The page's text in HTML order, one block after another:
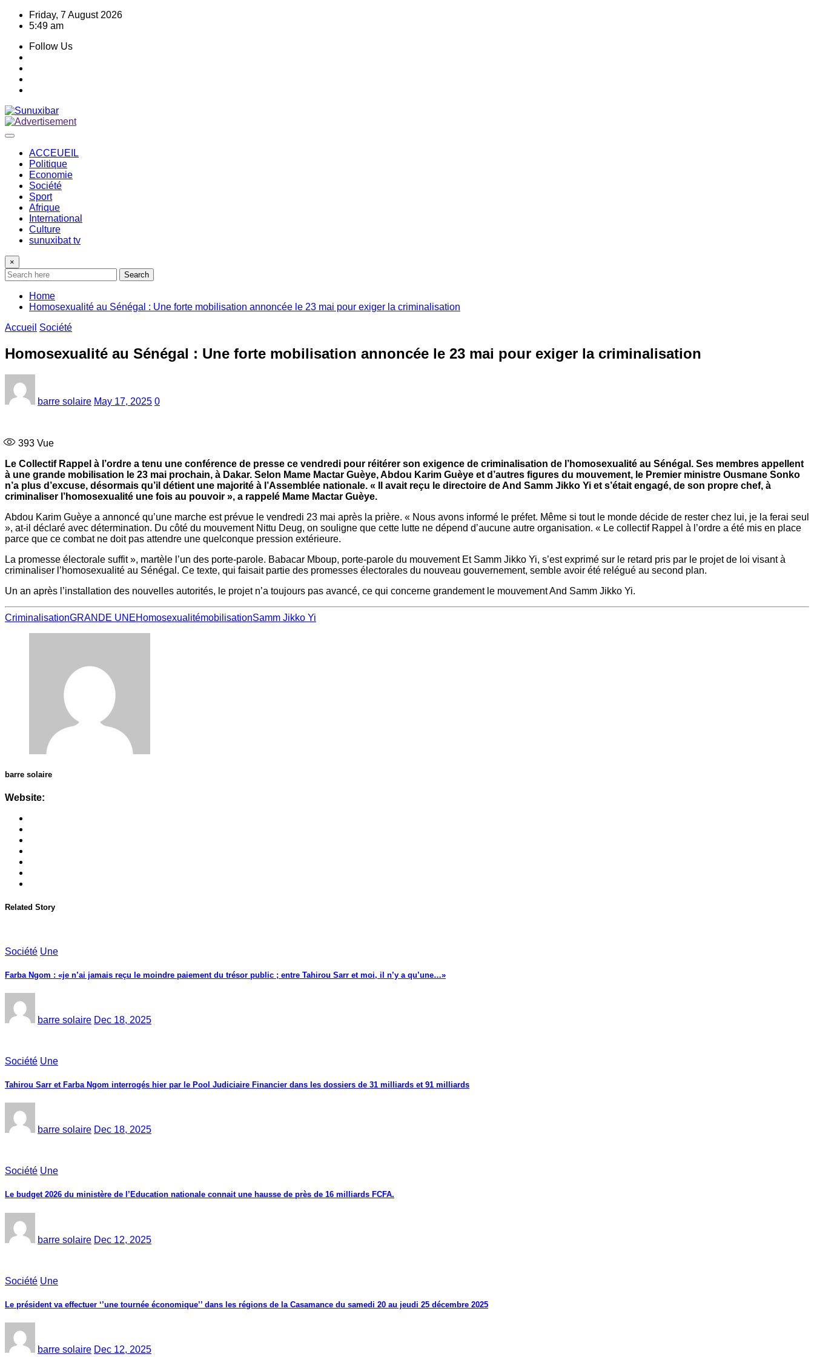
Skip
Friday, 7 August 2026
5:49 am
Follow Us
ACCEUEIL
Politique
Economie
Société
Sport
Afrique
International
Culture
sunuxibat tv
×
Search
Home
Homosexualité au Sénégal : Une forte mobilisation annoncée le 23 mai pour exiger la criminalisation
Accueil Société
Homosexualité au Sénégal : Une forte mobilisation annoncée le 23 mai pour exiger la criminalisation
barre solaire May 17, 2025 0
393 Vue
Le Collectif Rappel à l’ordre a tenu une conférence de presse ce vendredi pour réitérer son exigence de criminalisation de l’homosexualité au Sénégal. Ses membres appellent
à une grande mobilisation le 23 mai prochain, à Dakar. Selon Mame Mactar Guèye, Abdou Karim Guèye et d’autres figures du mouvement, le Premier ministre Ousmane Sonko
n’a plus d’excuse, désormais qu’il détient une majorité à l’Assemblée nationale. « Il avait reçu le directoire de And Samm Jikko Yi et s’était engagé, de son propre chef, à
criminaliser l’homosexualité une fois au pouvoir », a rappelé Mame Mactar Guèye.
Abdou Karim Guèye a annoncé qu’une marche est prévue le vendredi 23 mai après la prière. « Nous avons informé le préfet. Même si tout le monde décide de rester chez lui, je la ferai seul
», at-il déclaré avec détermination. Du côté du mouvement Nittu Deug, on souligne que cette lutte ne dépend d’aucune autre organisation. « Le collectif Rappel à l’ordre a été mis en place
parce que ce combat ne doit pas attendre une quelconque pression extérieure.
La promesse électorale suffit », martèle l’un des porte-parole. Babacar Mboup, porte-parole du mouvement Et Samm Jikko Yi, s’est exprimé sur le retard pris par le projet de loi visant à
criminaliser l’homosexualité au Sénégal. Ce texte, qui faisait partie des promesses électorales du nouveau gouvernement, semble avoir été relégué au second plan.
Un an après l’installation des nouvelles autorités, le projet n’a toujours pas avancé, ce qui concerne grandement le mouvement And Samm Jikko Yi.
CriminalisationGRANDE UNEHomosexualitémobilisationSamm Jikko Yi
barre solaire
Website:
Related Story
Société Une
Farba Ngom : «je n’ai jamais reçu le moindre paiement du trésor public ; entre Tahirou Sarr et moi, il n’y a qu’une…»
barre solaire Dec 18, 2025
Société Une
Tahirou Sarr et Farba Ngom interrogés hier par le Pool Judiciaire Financier dans les dossiers de 31 milliards et 91 milliards
barre solaire Dec 18, 2025
Société Une
Le budget 2026 du ministère de l’Education nationale connait une hausse de près de 16 milliards FCFA.
barre solaire Dec 12, 2025
Société Une
Le président va effectuer ‘’une tournée économique’’ dans les régions de la Casamance du samedi 20 au jeudi 25 décembre 2025
barre solaire Dec 12, 2025